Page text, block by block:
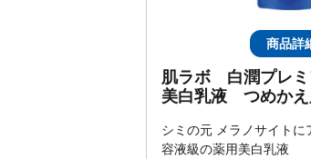
商品詳
肌ラボ 白潤プレミ
美白乳液 つめかえ
シミの元 メラノサイトに
容液級の薬用美白乳液